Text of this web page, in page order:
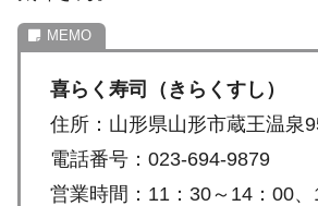
喜らく寿司（きらくすし）
住所：山形県山形市蔵王温泉
電話番号：023-694-9879
営業時間：11：30～14：00、